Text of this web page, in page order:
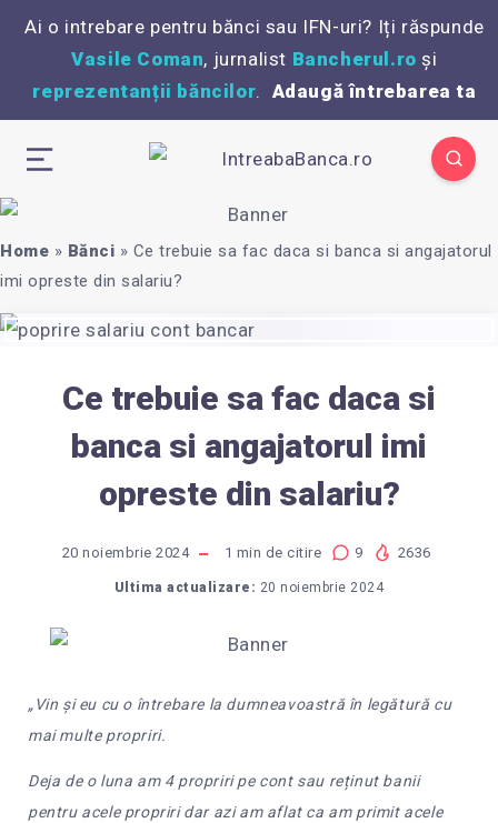
Ai o intrebare pentru bănci sau IFN-uri? Iți răspunde
Vasile Coman, jurnalist Bancherul.ro și
reprezentanții băncilor. Adaugă întrebarea ta
Home » Bănci » Ce trebuie sa fac daca si banca si angajatorul
imi opreste din salariu?
Ce trebuie sa fac daca si
banca si angajatorul imi
opreste din salariu?
20 noiembrie 2024 1 min de citire 9 2636
Ultima actualizare: 20 noiembrie 2024
„Vin și eu cu o întrebare la dumneavoastră în legătură cu
mai multe propriri.
Deja de o luna am 4 propriri pe cont sau reținut banii
pentru acele propriri dar azi am aflat ca am primit acele